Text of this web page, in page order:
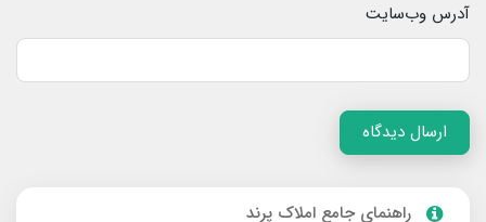
آدرس وب‌سایت
ارسال دیدگاه
راهنمای جامع املاک پرند